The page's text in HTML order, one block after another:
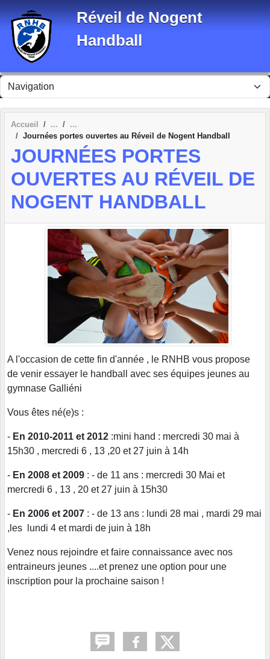
Réveil de Nogent
Handball
Accueil
Journées portes ouvertes au Réveil de Nogent Handball
JOURNÉES PORTES
OUVERTES AU RÉVEIL DE
NOGENT HANDBALL
A l'occasion de cette fin d'année , le RNHB vous propose
de venir essayer le handball avec ses équipes jeunes au
gymnase Galliéni
Vous êtes né(e)s :
- En 2010-2011 et 2012 :mini hand : mercredi 30 mai à
15h30 , mercredi 6 , 13 ,20 et 27 juin à 14h
- En 2008 et 2009 : - de 11 ans : mercredi 30 Mai et
mercredi 6 , 13 , 20 et 27 juin à 15h30
- En 2006 et 2007 : - de 13 ans : lundi 28 mai , mardi 29 mai
,les lundi 4 et mardi de juin à 18h
Venez nous rejoindre et faire connaissance avec nos
entraineurs jeunes ....et prenez une option pour une
inscription pour la prochaine saison !